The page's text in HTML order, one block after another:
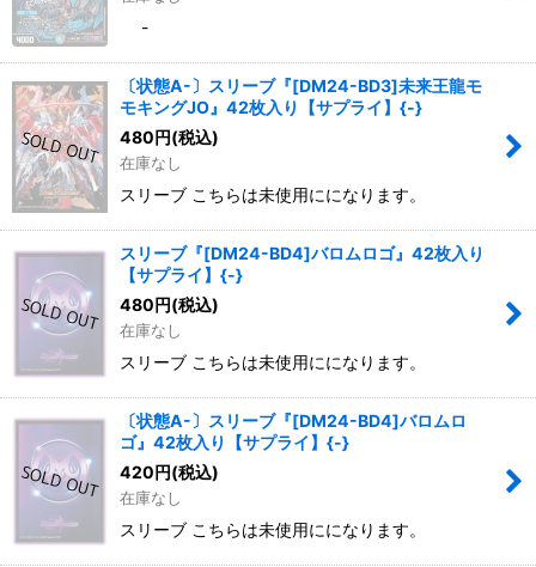
-
〔状態A-〕スリーブ『[DM24-BD3]未来王龍モ
モキングJO』42枚入り【サプライ】{-}
480円(税込)
在庫なし
スリーブ こちらは未使用にになります。
スリーブ『[DM24-BD4]バロムロゴ』42枚入り
【サプライ】{-}
480円(税込)
在庫なし
スリーブ こちらは未使用にになります。
〔状態A-〕スリーブ『[DM24-BD4]バロムロ
ゴ』42枚入り【サプライ】{-}
420円(税込)
在庫なし
スリーブ こちらは未使用にになります。